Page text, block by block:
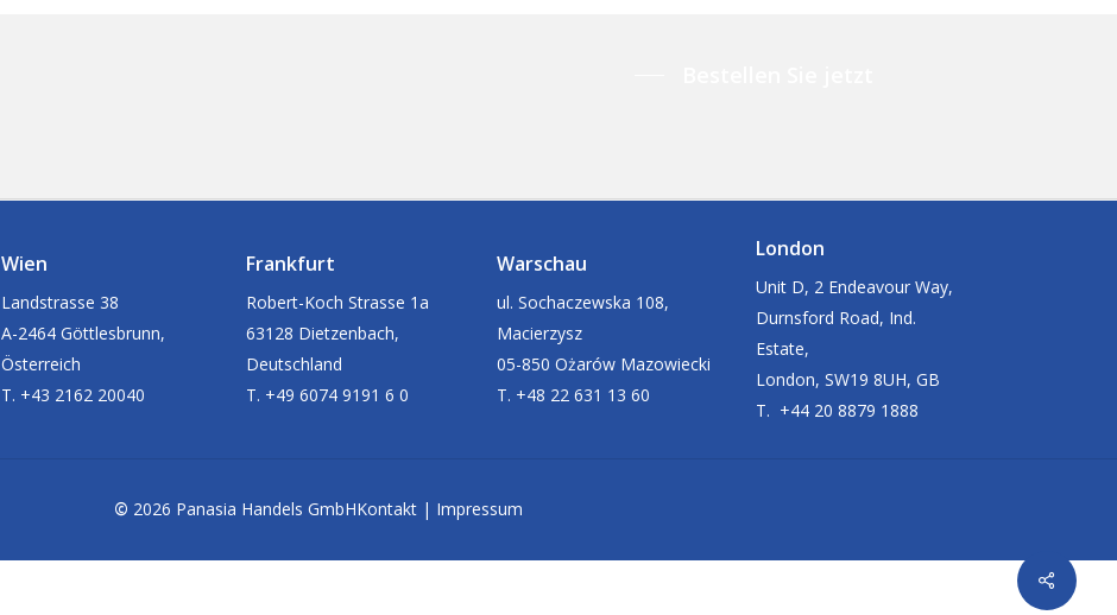
Wien
Landstrasse 38
A-2464 Göttlesbrunn,
Österreich
T. +43 2162 20040
Frankfurt
Robert-Koch Strasse 1a
63128 Dietzenbach,
Deutschland
T. +49 6074 9191 6 0
Warschau
ul. Sochaczewska 108,
Macierzysz
05-850 Ożarów Mazowiecki
T. +48 22 631 13 60
London
Unit D, 2 Endeavour Way,
Durnsford Road, Ind.
Estate,
London, SW19 8UH, GB
T. +44 20 8879 1888
© 2026 Panasia Handels GmbHKontakt | Impressum